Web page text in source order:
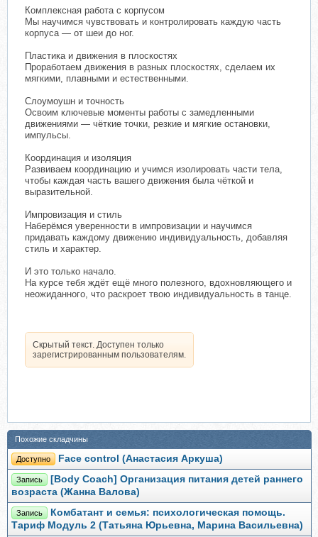
Комплексная работа с корпусом
Мы научимся чувствовать и контролировать каждую часть
корпуса — от шеи до ног.
Пластика и движения в плоскостях
Проработаем движения в разных плоскостях, сделаем их
мягкими, плавными и естественными.
Слоумоушн и точность
Освоим ключевые моменты работы с замедленными
движениями — чёткие точки, резкие и мягкие остановки,
импульсы.
Координация и изоляция
Развиваем координацию и учимся изолировать части тела,
чтобы каждая часть вашего движения была чёткой и
выразительной.
Импровизация и стиль
Наберёмся уверенности в импровизации и научимся
придавать каждому движению индивидуальность, добавляя
стиль и характер.
И это только начало.
На курсе тебя ждёт ещё много полезного, вдохновляющего и
неожиданного, что раскроет твою индивидуальность в танце.
Скрытый текст. Доступен только
зарегистрированным пользователям.
Похожие складчины
Доступно Face control (Анастасия Аркуша)
Запись
[Body Coach] Организация питания детей раннего
возраста (Жанна Валова)
Запись
Комбатант и семья: психологическая помощь.
Тариф Модуль 2 (Татьяна Юрьевна, Марина Васильевна)